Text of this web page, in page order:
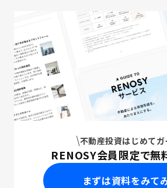
不動産投資はじめてガ
RENOSY会員限定で無
まずは資料をみて